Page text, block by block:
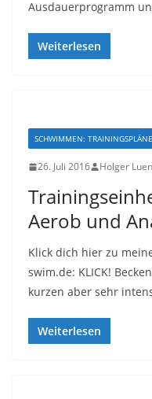
Ausdauerprogramm
Weiterlesen
SCHWIMMEN: TRAININGSPLÄNE
26. Juli 2016 Holger
Aerob und
Klick dich hier zu
swim.de: KLICK!
kurzen aber sehr
Weiterlesen